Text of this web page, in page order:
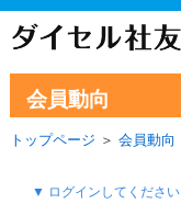
会員動向
トップページ ＞ 会員動向
▼ ログインしてください